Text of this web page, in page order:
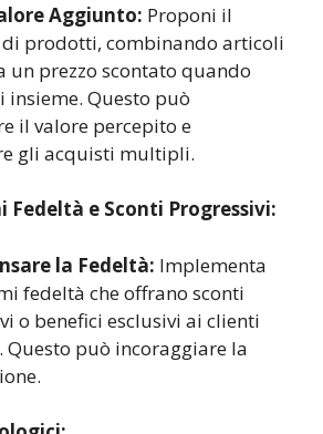
Aggiunto: Proponi il
prodotti, combinando articoli
un prezzo scontato quando
insieme. Questo può
il valore percepito e
gli acquisti multipli.
Fedeltà e Sconti Progressivi:
la Fedeltà: Implementa
fedeltà che offrano sconti
o benefici esclusivi ai clienti
può incoraggiare la